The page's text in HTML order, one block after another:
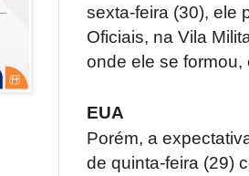
sexta-feira (30), ele
Oficiais, na Vila
onde ele se
EUA
Porém, a
de quinta-feira (29)